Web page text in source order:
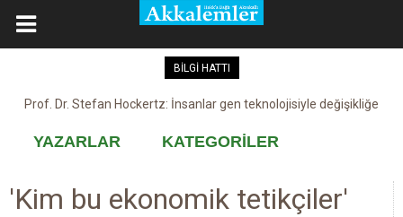
BİLGİ HATTI
Prof. Dr. Stefan Hockertz: İnsanlar gen teknolojisiyle değişikliğe
Kovid-19 aşısı, devşirme ve kobay!
YAZARLAR KATEGORİLER
'Kim bu ekonomik tetikçiler'